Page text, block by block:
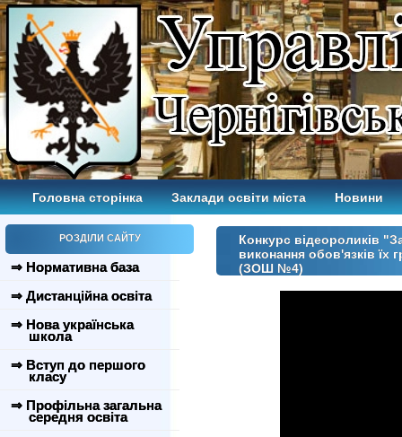
Головна сторінка Заклади освіти міста Новини
РОЗДІЛИ САЙТУ
⇒ Нормативна база
⇒ Дистанційна освіта
⇒ Нова українська
школа
⇒ Вступ до першого
класу
⇒ Профільна загальна
середня освіта
Конкурс відеороликів
виконання обов'язків
(ЗОШ №4)